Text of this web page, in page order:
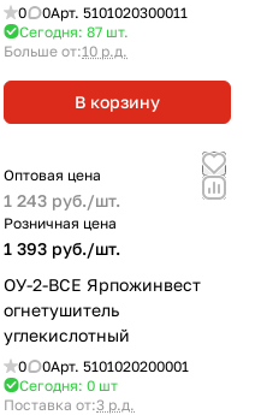
0 0Арт. 5101020300011
Сегодня: 87 шт.
Больше от:10 р.д.
В корзину
Оптовая цена
1 243 руб./шт.
Розничная цена
1 393 руб./шт.
ОУ-2-BCE Ярпожинвест
огнетушитель
углекислотный
0 0Арт. 5101020200001
Сегодня: 0 шт
Поставка от:3 р.д.